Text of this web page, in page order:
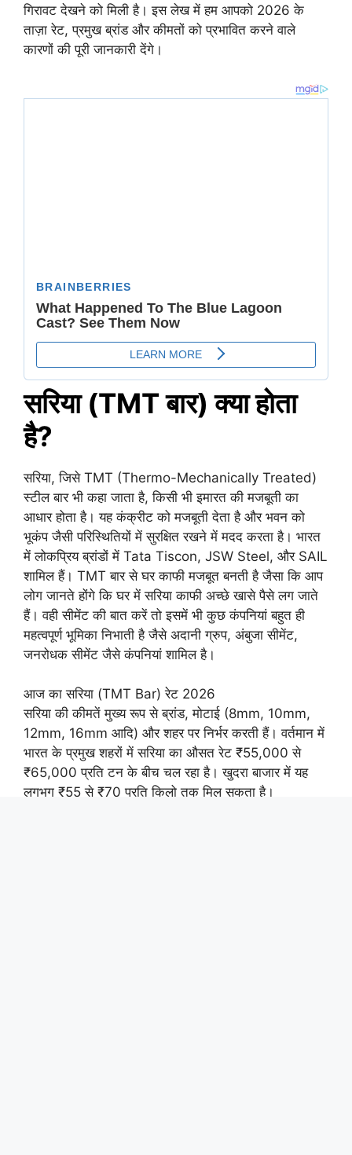
गिरावट देखने को मिली है। इस लेख में हम आपको 2026 के
ताज़ा रेट, प्रमुख ब्रांड और कीमतों को प्रभावित करने वाले
कारणों की पूरी जानकारी देंगे।
सरिया (TMT बार) क्या होता
है?
सरिया, जिसे TMT (Thermo-Mechanically Treated)
स्टील बार भी कहा जाता है, किसी भी इमारत की मजबूती का
आधार होता है। यह कंक्रीट को मजबूती देता है और भवन को
भूकंप जैसी परिस्थितियों में सुरक्षित रखने में मदद करता है। भारत
में लोकप्रिय ब्रांडों में Tata Tiscon, JSW Steel, और SAIL
शामिल हैं। TMT बार से घर काफी मजबूत बनती है जैसा कि आप
लोग जानते होंगे कि घर में सरिया काफी अच्छे खासे पैसे लग जाते
हैं। वही सीमेंट की बात करें तो इसमें भी कुछ कंपनियां बहुत ही
महत्वपूर्ण भूमिका निभाती है जैसे अदानी ग्रुप, अंबुजा सीमेंट,
जनरोधक सीमेंट जैसे कंपनियां शामिल है।
आज का सरिया (TMT Bar) रेट 2026
सरिया की कीमतें मुख्य रूप से ब्रांड, मोटाई (8mm, 10mm,
12mm, 16mm आदि) और शहर पर निर्भर करती हैं। वर्तमान में
भारत के प्रमुख शहरों में सरिया का औसत रेट ₹55,000 से
₹65,000 प्रति टन के बीच चल रहा है। खुदरा बाजार में यह
लगभग ₹55 से ₹70 प्रति किलो तक मिल सकता है।